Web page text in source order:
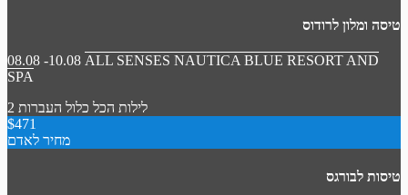
טיסה ומלון לרודוס
08.08 -10.08 ALL SENSES NAUTICA BLUE RESORT AND
SPA
2 לילות הכל כלול העברות
$471
מחיר לאדם
טיסות לבורגס